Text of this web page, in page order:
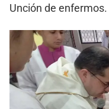
Unción de enfermos.